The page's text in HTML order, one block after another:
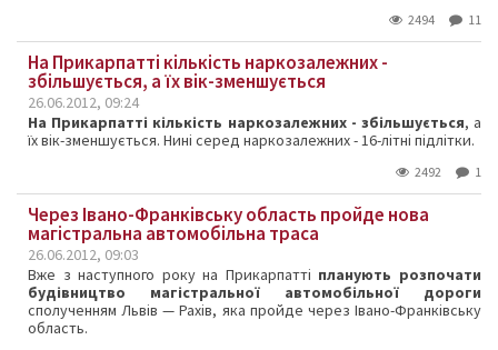
2494 11
На Прикарпатті кількість наркозалежних -
збільшується, а їх вік-зменшується
26.06.2012, 09:24
На Прикарпатті кількість наркозалежних - збільшується, а
їх вік-зменшується. Нині серед наркозалежних - 16-літні підлітки.
2492 1
Через Івано-Франківську область пройде нова
магістральна автомобільна траса
26.06.2012, 09:03
Вже з наступного року на Прикарпатті планують розпочати
будівництво магістральної автомобільної дороги
сполученням Львів — Рахів, яка пройде через Івано-Франківську
область.